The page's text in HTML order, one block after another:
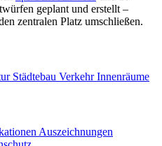
geplant und erstellt –
zentralen Platz umschließen.
Städtebau VerkehrInnenräume
Auszeichnungen